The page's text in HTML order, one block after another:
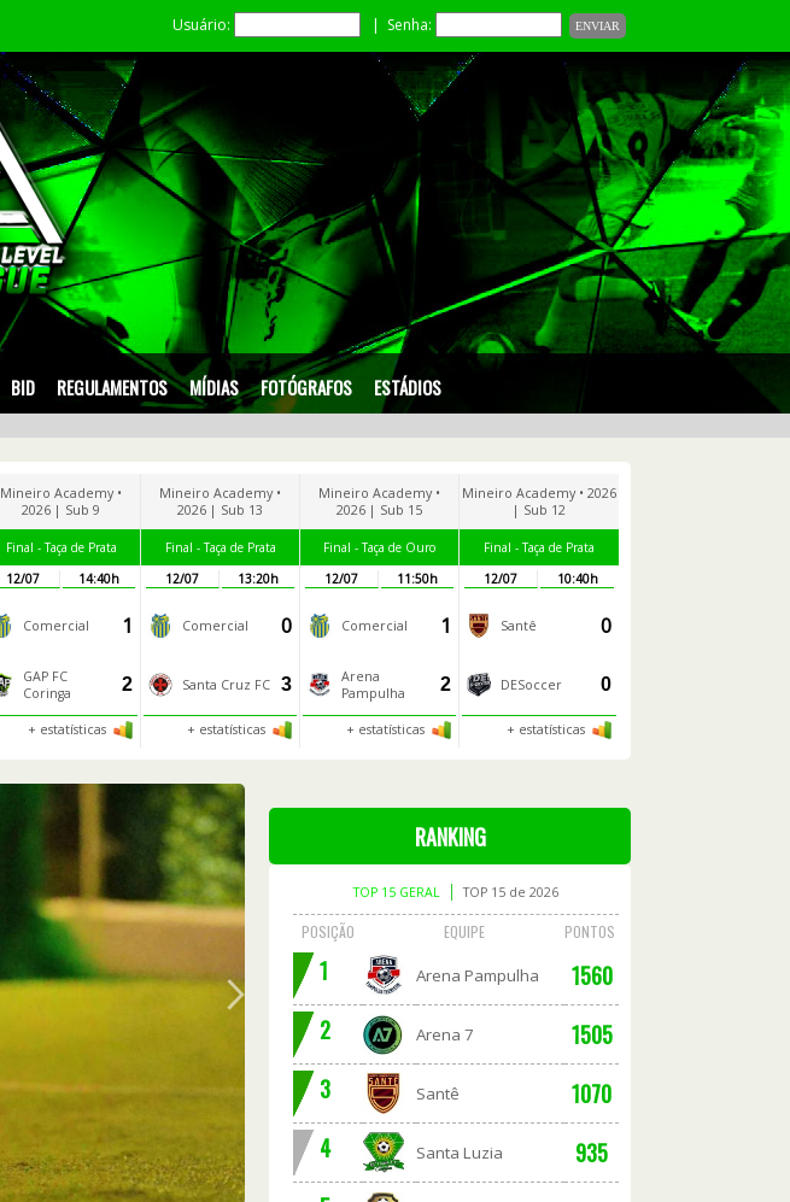
Usuário: | Senha:
BID REGULAMENTOS MÍDIAS FOTÓGRAFOS ESTÁDIOS
Mineiro Academy •
2026 | Sub 9
Final - Taça de Prata
12/07
14:40h
Comercial 1
GAP FC
Coringa
2
+ estatísticas
Mineiro Academy •
2026 | Sub 13
Final - Taça de Prata
12/07
13:20h
Comercial 0
Santa Cruz FC 3
+ estatísticas
Mineiro Academy •
2026 | Sub 15
Final - Taça de Ouro
12/07
11:50h
Comercial 1
Arena
Pampulha
2
+ estatísticas
Mineiro Academy • 2026
| Sub 12
Final - Taça de Prata
12/07
10:40h
Santê 0
DESoccer 0
+ estatísticas
RANKING